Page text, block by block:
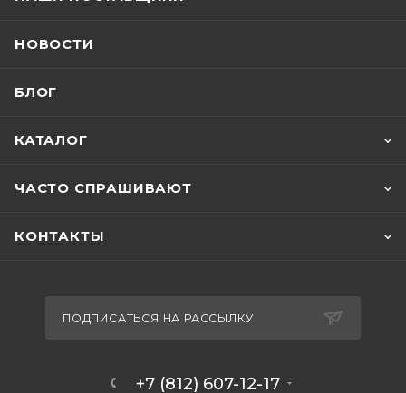
НОВОСТИ
БЛОГ
КАТАЛОГ
ЧАСТО СПРАШИВАЮТ
КОНТАКТЫ
ПОДПИСАТЬСЯ НА РАССЫЛКУ
+7 (812) 607-12-17